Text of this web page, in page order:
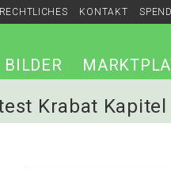
RECHTLICHES KONTAKT
BILDER
Krabat Kapitel